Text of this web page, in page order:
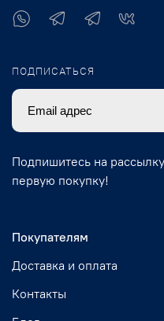
Покупателям
Доставка и оплата
Контакты
ПОДПИСАТЬСЯ
Подпишитесь на
первую покупку!